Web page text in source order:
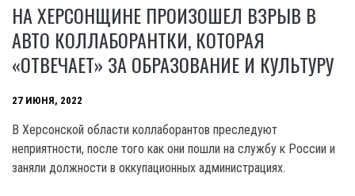
НА ХЕРСОНЩИНЕ ПРОИЗОШЕЛ ВЗРЫВ В
АВТО КОЛЛАБОРАНТКИ, КОТОРАЯ
«ОТВЕЧАЕТ» ЗА ОБРАЗОВАНИЕ И КУЛЬТУРУ
27 ИЮНЯ, 2022
В Херсонской области коллаборантов преследуют
неприятности, после того как они пошли на службу к России и
заняли должности в оккупационных администрациях.